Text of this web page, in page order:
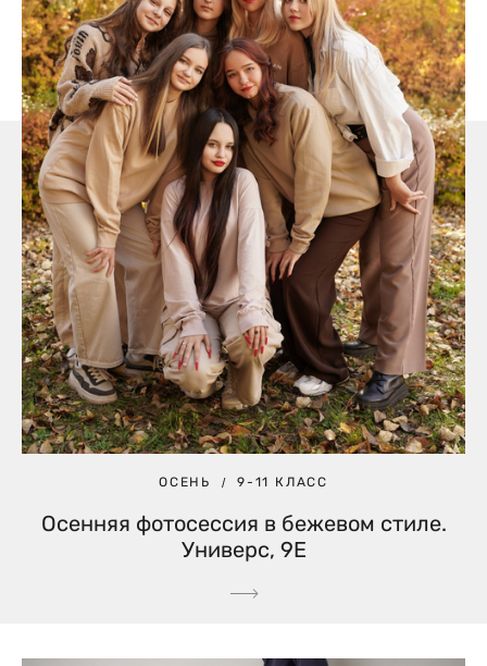
ОСЕНЬ 9-11 КЛАСС
Осенняя фотосессия в бежевом стиле.
Универс, 9Е